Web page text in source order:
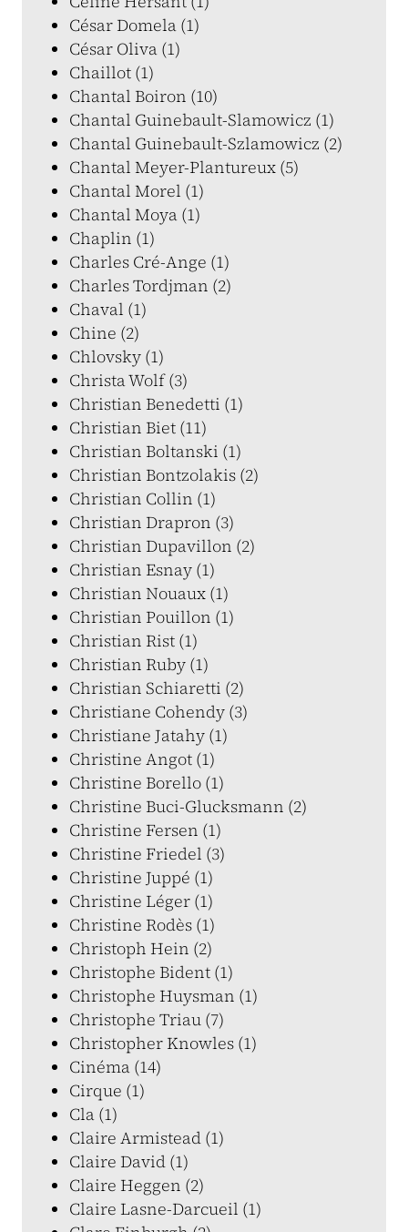
César Domela (1)
César Oliva (1)
Chaillot (1)
Chantal Boiron (10)
Chantal Guinebault-Slamowicz (1)
Chantal Guinebault-Szlamowicz (2)
Chantal Meyer-Plantureux (5)
Chantal Morel (1)
Chantal Moya (1)
Chaplin (1)
Charles Cré-Ange (1)
Charles Tordjman (2)
Chaval (1)
Chine (2)
Chlovsky (1)
Christa Wolf (3)
Christian Benedetti (1)
Christian Biet (11)
Christian Boltanski (1)
Christian Bontzolakis (2)
Christian Collin (1)
Christian Drapron (3)
Christian Dupavillon (2)
Christian Esnay (1)
Christian Nouaux (1)
Christian Pouillon (1)
Christian Rist (1)
Christian Ruby (1)
Christian Schiaretti (2)
Christiane Cohendy (3)
Christiane Jatahy (1)
Christine Angot (1)
Christine Borello (1)
Christine Buci-Glucksmann (2)
Christine Fersen (1)
Christine Friedel (3)
Christine Juppé (1)
Christine Léger (1)
Christine Rodès (1)
Christoph Hein (2)
Christophe Bident (1)
Christophe Huysman (1)
Christophe Triau (7)
Christopher Knowles (1)
Cinéma (14)
Cirque (1)
Cla (1)
Claire Armistead (1)
Claire David (1)
Claire Heggen (2)
Claire Lasne-Darcueil (1)